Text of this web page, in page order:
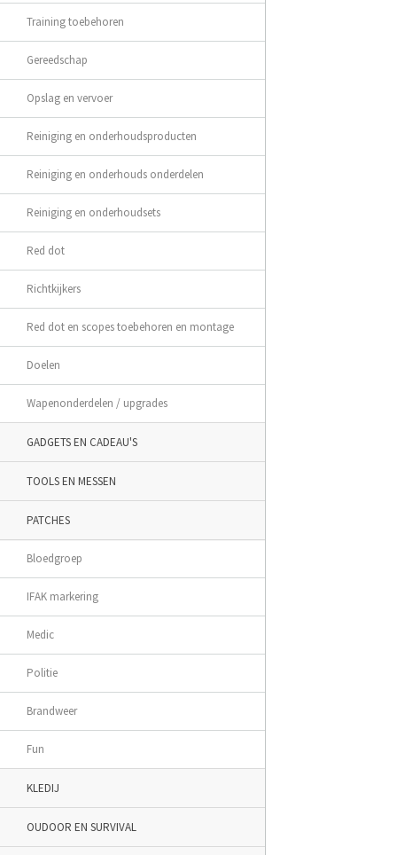
Training toebehoren
Gereedschap
Opslag en vervoer
Reiniging en onderhoudsproducten
Reiniging en onderhouds onderdelen
Reiniging en onderhoudsets
Red dot
Richtkijkers
Red dot en scopes toebehoren en montage
Doelen
Wapenonderdelen / upgrades
GADGETS EN CADEAU'S
TOOLS EN MESSEN
PATCHES
Bloedgroep
IFAK markering
Medic
Politie
Brandweer
Fun
KLEDIJ
OUDOOR EN SURVIVAL